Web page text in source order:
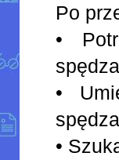
Po
•
•
•